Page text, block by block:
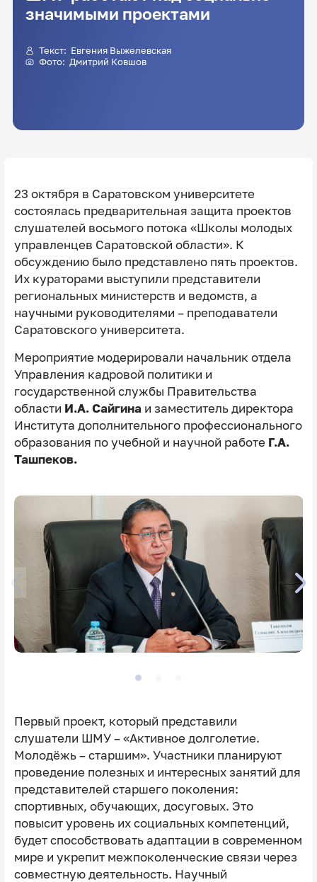
значимыми проектами
Текст: Евгения Выжелевская
Фото: Дмитрий Ковшов
23 октября в Саратовском университете
состоялась предварительная защита проектов
слушателей восьмого потока «Школы молодых
управленцев Саратовской области». К
обсуждению было представлено пять проектов.
Их кураторами выступили представители
региональных министерств и ведомств, а
научными руководителями – преподаватели
Саратовского университета.
Мероприятие модерировали начальник отдела
Управления кадровой политики и
государственной службы Правительства
области И.А. Сайгина и заместитель директора
Института дополнительного профессионального
образования по учебной и научной работе Г.А.
Ташпеков.
Первый проект, который представили
слушатели ШМУ – «Активное долголетие.
Молодёжь – старшим». Участники планируют
проведение полезных и интересных занятий для
представителей старшего поколения:
спортивных, обучающих, досуговых. Это
повысит уровень их социальных компетенций,
будет способствовать адаптации в современном
мире и укрепит межпоколенческие связи через
совместную деятельность. Научный